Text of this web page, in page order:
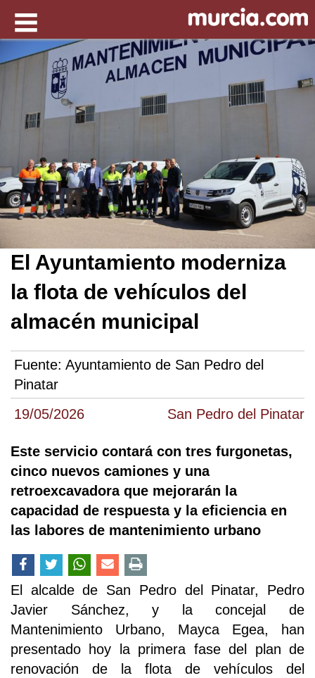
19/05/2026 San Pedro del Pinatar
El Ayuntamiento moderniza
la flota de vehículos del
almacén municipal
Fuente: Ayuntamiento de San Pedro del
Pinatar
Este servicio contará con tres furgonetas,
cinco nuevos camiones y una
retroexcavadora que mejorarán la
capacidad de respuesta y la eficiencia en
las labores de mantenimiento urbano
El alcalde de San Pedro del Pinatar, Pedro
Javier Sánchez, y la concejal de
Mantenimiento Urbano, Mayca Egea, han
presentado hoy la primera fase del plan de
renovación de la flota de vehículos del